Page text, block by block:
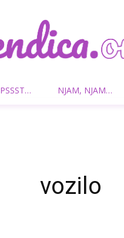
Frendica.online
PSSST… NJAM, NJAM…
vozilo